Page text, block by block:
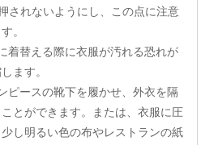
されないようにし、この点に注意
。
着替える際に衣服が汚れる恐れが
ます。
ピースの靴下を履かせ、外衣を隔
とができます。または、衣服に圧
し明るい色の布やレストランの紙